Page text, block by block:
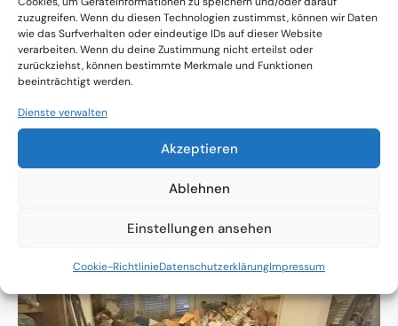
zuzugreifen. Wenn du diesen Technologien zustimmst, können wir Daten
wie das Surfverhalten oder eindeutige IDs auf dieser Website
verarbeiten. Wenn du deine Zustimmung nicht erteilst oder
zurückziehst, können bestimmte Merkmale und Funktionen
beeinträchtigt werden.
Dienste verwalten
Akzeptieren
Ablehnen
Einstellungen ansehen
Cookie-RichtlinieDatenschutzerklärungImpressum
Ein Team mit psychologischem
Verständnis und praktischem Know-how
Verfügbarkeit: Österreichweit
Absolute Diskretion & keine
Zusammenarbeit mit Ämtern ohne
Einverständnis